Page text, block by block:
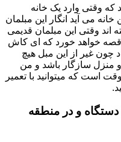
که وقتی وارد یک خانه
خانه می آید انگار این مبلمان
اند وقتی این مبلمان قدیمی
قصه خواهد خورد که ای کاش
چون غیر از این مبل هیچ
و منزل سازگار باشد و من
است که میتوانید با تعمیر
و در منطقه